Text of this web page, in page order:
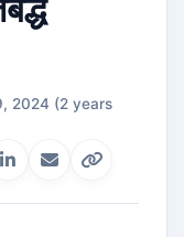
2024 (2 years